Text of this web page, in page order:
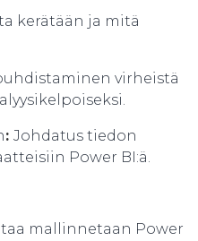
kerätään ja mitä
virheistä
: Johdatus tiedon
Power BI:ä.
mallinnetaan Power